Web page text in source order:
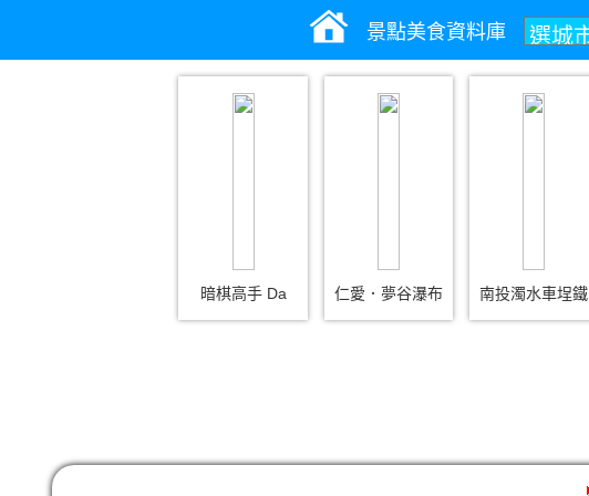
景點美食資料庫
暗棋高手 Da 仁愛．夢谷瀑布 南投濁水車埕鐵